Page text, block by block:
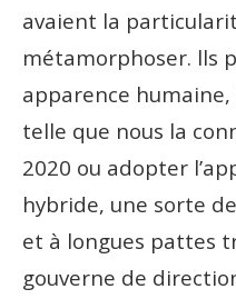
avaient la
métamorphoser. lls
apparence
telle que nous la
2020 ou adopter
hybride, une sorte
et à longues pattes
gouverne de